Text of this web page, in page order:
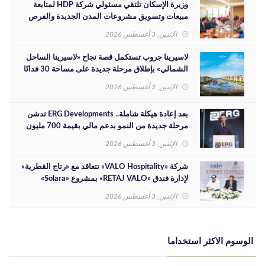
وزيرة الإسكان تلتقي مسئولي شركة HDP لمتابعة
مبيعات وتسويق مشروعات المدن الجديدة والفرص
الإثنين, 3 أغسطس 2026
لاسيرينا جروب تستكمل قصة نجاح «لاسيرينا الساحل
الشمالي» بإطلاق مرحلة جديدة على مساحة 30 فدانًا
الإثنين, 3 أغسطس 2026
بعد إعادة هيكلة شاملة.. ERG Developments تدشن
مرحلة جديدة من النمو بدعم مالي بقيمة 700 مليون
الإثنين, 3 أغسطس 2026
شركة «VALO Hospitality» تتعاقد مع «رتاج القطرية»
لإدارة فندق «RETAJ VALO» بمشروع «Solara»
الإثنين, 3 أغسطس 2026
الوسوم الاكثر استخداما